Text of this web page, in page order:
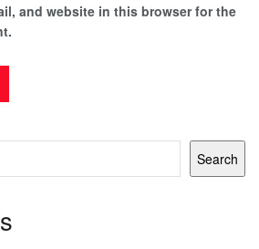
and website in this browser for the
Search